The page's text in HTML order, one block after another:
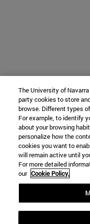
The University of
party cookies to store
browse. Different types
For example, to identify
about your browsing
personalize how the
cookies you want to
will remain active until
For more detailed
our Cookie Policy.